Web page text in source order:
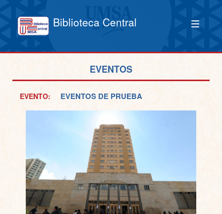
Biblioteca Central
EVENTOS
EVENTO: EVENTOS DE PRUEBA